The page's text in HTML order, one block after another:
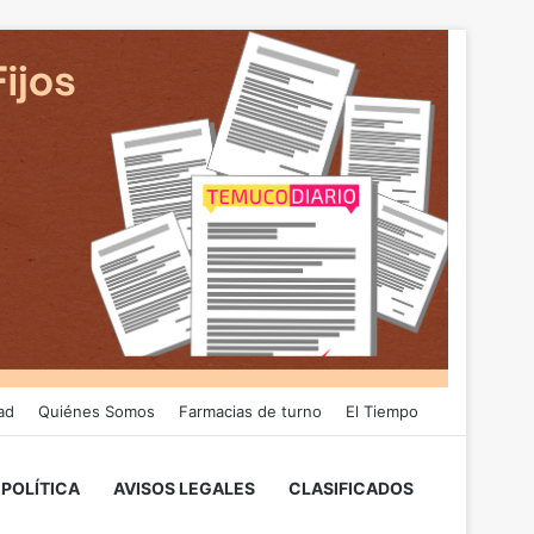
Quiénes Somos Farmacias de turno El Tiempo
POLÍTICA AVISOS LEGALES CLASIFICADOS